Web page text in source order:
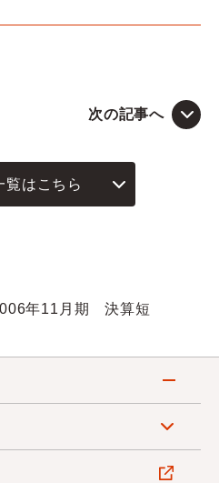
次の記事へ
覧はこちら
年11月期 決算短